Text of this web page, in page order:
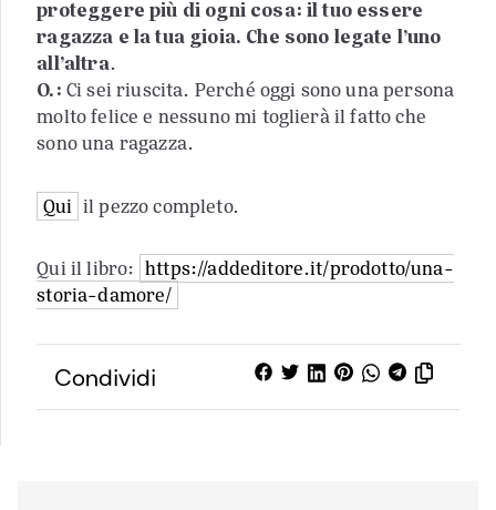
proteggere più di ogni cosa: il tuo essere
ragazza e la tua gioia. Che sono legate l’uno
all’altra.
O.: Ci sei riuscita. Perché oggi sono una persona
molto felice e nessuno mi toglierà il fatto che
sono una ragazza.
Qui il pezzo completo.
Qui il libro: https://addeditore.it/prodotto/una-
storia-damore/
Condividi